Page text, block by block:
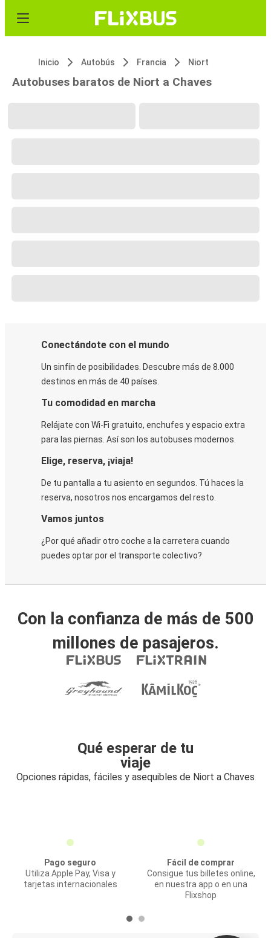
Inicio Autobús Francia Niort
Autobuses baratos de Niort a Chaves
Conectándote con el mundo
Un sinfín de posibilidades. Descubre más de 8.000
destinos en más de 40 países.
Tu comodidad en marcha
Relájate con Wi-Fi gratuito, enchufes y espacio extra
para las piernas. Así son los autobuses modernos.
Elige, reserva, ¡viaja!
De tu pantalla a tu asiento en segundos. Tú haces la
reserva, nosotros nos encargamos del resto.
Vamos juntos
¿Por qué añadir otro coche a la carretera cuando
puedes optar por el transporte colectivo?
Con la confianza de más de 500
millones de pasajeros.
Qué esperar de tu
viaje
Opciones rápidas, fáciles y asequibles de Niort a Chaves
Pago seguro
Utiliza Apple Pay, Visa y
tarjetas internacionales
Fácil de comprar
Consigue tus billetes online,
en nuestra app o en una
Flixshop